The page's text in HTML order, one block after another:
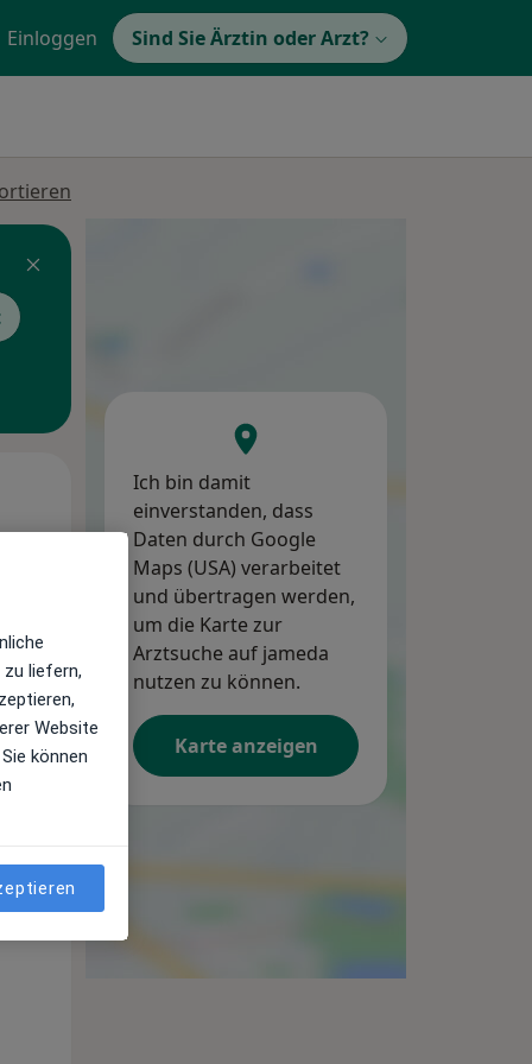
Einloggen Sind Sie Ärztin oder Arzt?
Do,
13 Aug 14 Aug
Ich bin damit
einverstanden, dass
Daten durch Google
Maps (USA) verarbeitet
und übertragen werden,
um die Karte zur
Arztsuche auf jameda
nutzen zu können.
Karte anzeigen
liefern,
Website
können